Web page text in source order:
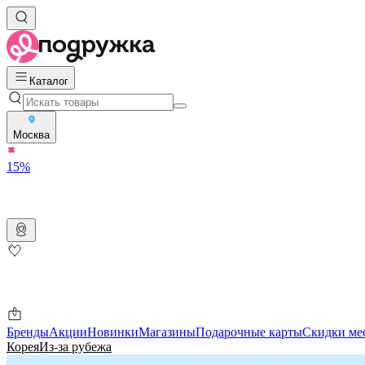
Каталог
Москва
15%
БрендыАкцииНовинкиМагазиныПодарочные картыСкидки
КореяИз-за рубежа